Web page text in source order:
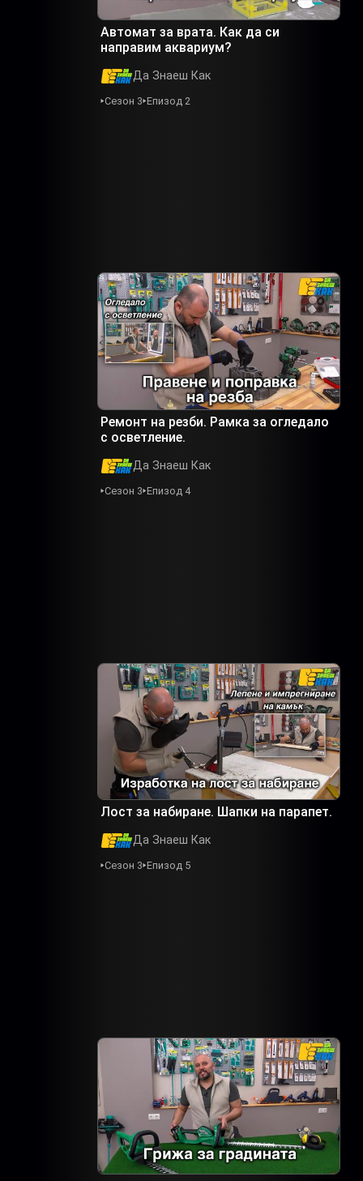
Автомат за врата. Как да си
направим аквариум?
Да Знаеш Как
Сезон 3 Епизод 2
Ремонт на резби. Рамка за огледало
с осветление.
Да Знаеш Как
Сезон 3 Епизод 4
Лост за набиране. Шапки на парапет.
Да Знаеш Как
Сезон 3 Епизод 5